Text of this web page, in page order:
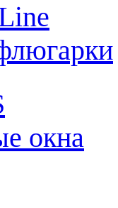
окна